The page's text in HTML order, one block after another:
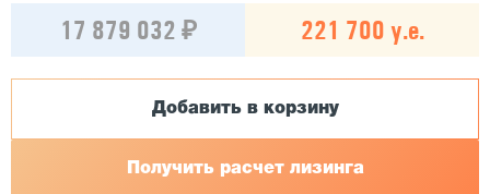
17 879 032 ₽ 221 700 у.е.
Добавить в корзину
Получить расчет лизинга